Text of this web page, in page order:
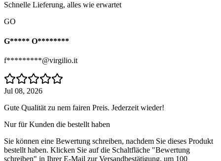
Schnelle Lieferung, alles wie erwartet
GO
G***** O********
f*********@virgilio.it
Jul 08, 2026
Gute Qualität zu nem fairen Preis. Jederzeit wieder!
Nur für Kunden die bestellt haben
Sie können eine Bewertung schreiben, nachdem Sie dieses Produkt
bestellt haben. Klicken Sie auf die Schaltfläche "Bewertung
schreiben" in Ihrer E-Mail zur Versandbestätigung, um 100